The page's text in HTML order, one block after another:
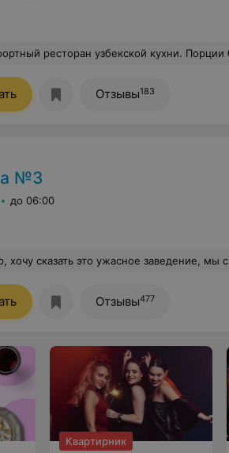
Порции большие и вкусные. Обслуживание приятное, и парни, и девушки все приятные, есть кальян. Можно поиграть в нарды,
Отзывы183
№3
до 06:00
раз я заказывала песню для моих подруг, в этот вечер я поднялась на сцену и спросила можно ли мне заказать песню, на что мне парень сказал, что через 5 мин, прошло время я хотела снова подняться, но не тут то было! Меня схватили за руки и начали вытаскивать из за видения, это просто шок, я просила их объяснить в чем дело, я же не орала, ни с кем не скандалила. Я в недоумении просила их посмотреть камеру
Отзывы477
Квартирник